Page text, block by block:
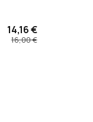
14,16 €
16,00 €